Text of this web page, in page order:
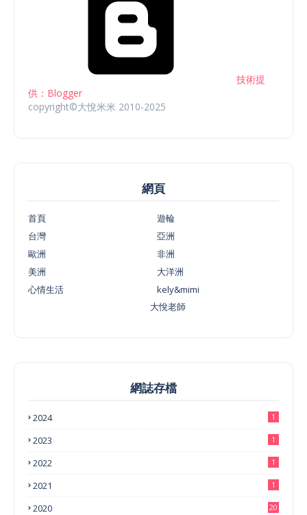
技術提
供：Blogger
copyright©大悅米米 2010-2025
網頁
首頁
遊輪
台灣
亞洲
歐洲
非洲
美洲
大洋洲
心情生活
kely&mimi
大悅老師
網誌存檔
2024 1
2023 1
2022 1
2021 1
2020 20